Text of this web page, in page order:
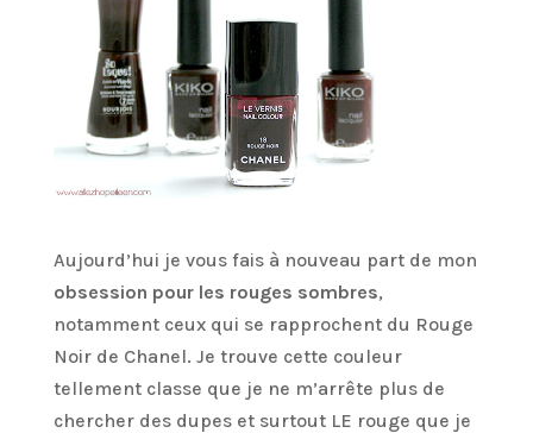
Aujourd’hui je vous fais à nouveau part de mon
obsession pour les rouges sombres,
notamment ceux qui se rapprochent du Rouge
Noir de Chanel. Je trouve cette couleur
tellement classe que je ne m’arrête plus de
chercher des dupes et surtout LE rouge que je